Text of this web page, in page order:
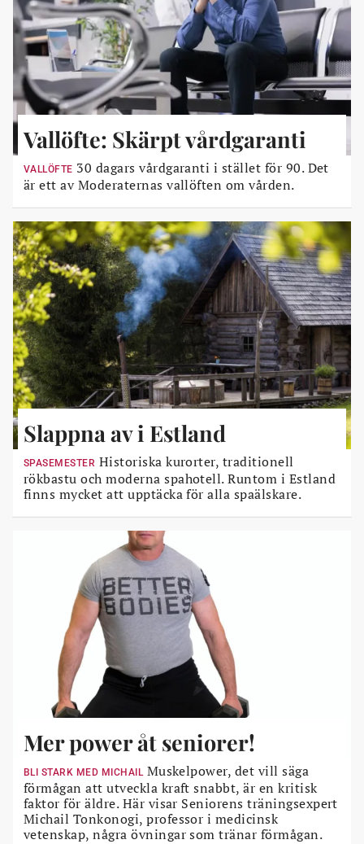
Vallöfte: Skärpt vårdgaranti
VALLÖFTE 30 dagars vårdgaranti i stället för 90. Det
är ett av Moderaternas vallöften om vården.
Slappna av i Estland
SPASEMESTER Historiska kurorter, traditionell
rökbastu och moderna spahotell. Runtom i Estland
finns mycket att upptäcka för alla spaälskare.
Mer power åt seniorer!
BLI STARK MED MICHAILMuskelpower, det vill säga
förmågan att utveckla kraft snabbt, är en kritisk
faktor för äldre. Här visar Seniorens träningsexpert
Michail Tonkonogi, professor i medicinsk
vetenskap, några övningar som tränar förmågan.